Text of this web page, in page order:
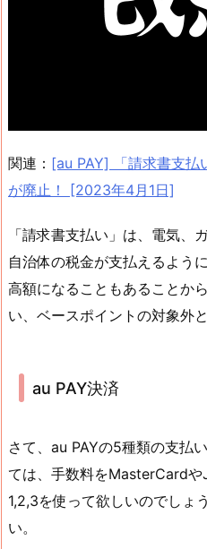
関連： [au PAY] 「請求書支払
が廃止！ [2023年4月1日]
「請求書支払い」は、電気、
自治体の税金が支払えるよう
高額になることもあることか
い、ベースポイントの対象外
au PAY決済
さて、au PAYの5種類の支払
ては、手数料をMasterCard
1,2,3を使って欲しいのでしょ
い。